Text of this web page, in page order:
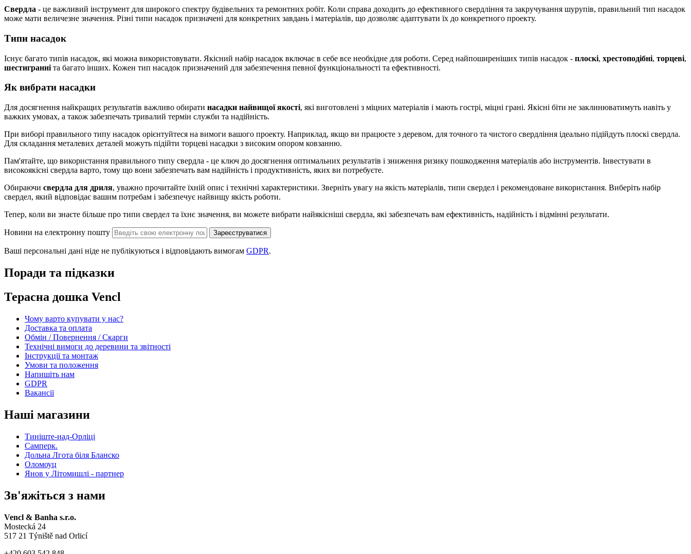
Свердла - це важливий інструмент для широкого спектру будівельних та ремонтних робіт. Коли справа доходить до ефективного свердління та закручування шурупів, правильний тип насадок
може мати величезне значення. Різні типи насадок призначені для конкретних завдань і матеріалів, що дозволяє адаптувати їх до конкретного проекту.
Типи насадок
Існує багато типів насадок, які можна використовувати. Якісний набір насадок включає в себе все необхідне для роботи. Серед найпоширеніших типів насадок - плоскі, хрестоподібні, торцеві,
шестигранні та багато інших. Кожен тип насадок призначений для забезпечення певної функціональності та ефективності.
Як вибрати насадки
Для досягнення найкращих результатів важливо обирати насадки найвищої якості, які виготовлені з міцних матеріалів і мають гострі, міцні грані. Якісні біти не заклинюватимуть навіть у
важких умовах, а також забезпечать тривалий термін служби та надійність.
При виборі правильного типу насадок орієнтуйтеся на вимоги вашого проекту. Наприклад, якщо ви працюєте з деревом, для точного та чистого свердління ідеально підійдуть плоскі свердла.
Для складання металевих деталей можуть підійти торцеві насадки з високим опором ковзанню.
Пам'ятайте, що використання правильного типу свердла - це ключ до досягнення оптимальних результатів і зниження ризику пошкодження матеріалів або інструментів. Інвестувати в
високоякісні свердла варто, тому що вони забезпечать вам надійність і продуктивність, яких ви потребуєте.
Обираючи свердла для дриля, уважно прочитайте їхній опис і технічні характеристики. Зверніть увагу на якість матеріалів, типи свердел і рекомендоване використання. Виберіть набір
свердел, який відповідає вашим потребам і забезпечує найвищу якість роботи.
Тепер, коли ви знаєте більше про типи свердел та їхнє значення, ви можете вибрати найякісніші свердла, які забезпечать вам ефективність, надійність і відмінні результати.
Новини на електронну пошту Зареєструватися
Ваші персональні дані ніде не публікуються і відповідають вимогам GDPR.
Поради та підказки
Терасна дошка Vencl
Чому варто купувати у нас?
Доставка та оплата
Обмін / Повернення / Скарги
Технічні вимоги до деревини та звітності
Інструкції та монтаж
Умови та положення
Напишіть нам
GDPR
Вакансії
Наші магазини
Тиніште-над-Орліці
Самперк.
Дольна Лгота біля Бланско
Оломоуц
Янов у Літомишлі - партнер
Зв'яжіться з нами
Vencl & Banha s.r.o.
Mostecká 24
517 21 Týniště nad Orlicí